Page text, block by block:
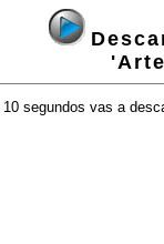
10 segundos vas a